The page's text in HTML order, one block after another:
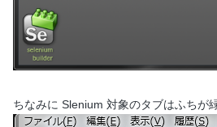
ちなみに Slenium 対象のタブはふちが